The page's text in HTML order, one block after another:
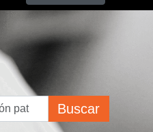
Buscar